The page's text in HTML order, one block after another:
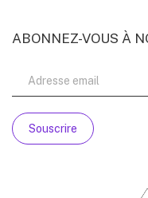
ABONNEZ-VOUS À